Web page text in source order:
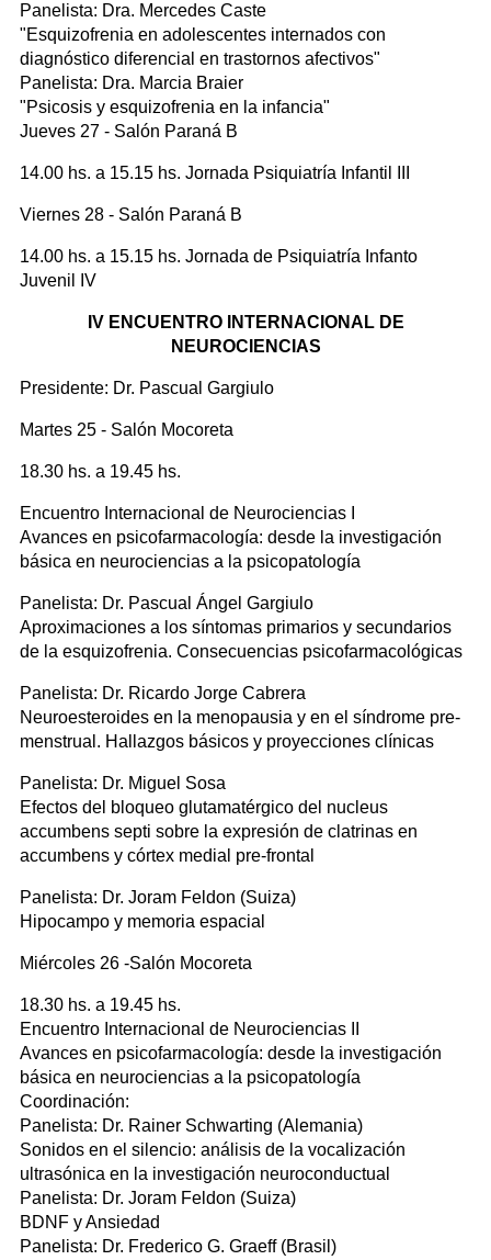
Panelista: Dra. Mercedes Caste
"Esquizofrenia en adolescentes internados con
diagnóstico diferencial en trastornos afectivos"
Panelista: Dra. Marcia Braier
"Psicosis y esquizofrenia en la infancia"
Jueves 27 - Salón Paraná B
14.00 hs. a 15.15 hs. Jornada Psiquiatría Infantil III
Viernes 28 - Salón Paraná B
14.00 hs. a 15.15 hs. Jornada de Psiquiatría Infanto
Juvenil IV
IV ENCUENTRO INTERNACIONAL DE
NEUROCIENCIAS
Presidente: Dr. Pascual Gargiulo
Martes 25 - Salón Mocoreta
18.30 hs. a 19.45 hs.
Encuentro Internacional de Neurociencias I
Avances en psicofarmacología: desde la investigación
básica en neurociencias a la psicopatología
Panelista: Dr. Pascual Ángel Gargiulo
Aproximaciones a los síntomas primarios y secundarios
de la esquizofrenia. Consecuencias psicofarmacológicas
Panelista: Dr. Ricardo Jorge Cabrera
Neuroesteroides en la menopausia y en el síndrome pre-
menstrual. Hallazgos básicos y proyecciones clínicas
Panelista: Dr. Miguel Sosa
Efectos del bloqueo glutamatérgico del nucleus
accumbens septi sobre la expresión de clatrinas en
accumbens y córtex medial pre-frontal
Panelista: Dr. Joram Feldon (Suiza)
Hipocampo y memoria espacial
Miércoles 26 -Salón Mocoreta
18.30 hs. a 19.45 hs.
Encuentro Internacional de Neurociencias II
Avances en psicofarmacología: desde la investigación
básica en neurociencias a la psicopatología
Coordinación:
Panelista: Dr. Rainer Schwarting (Alemania)
Sonidos en el silencio: análisis de la vocalización
ultrasónica en la investigación neuroconductual
Panelista: Dr. Joram Feldon (Suiza)
BDNF y Ansiedad
Panelista: Dr. Frederico G. Graeff (Brasil)